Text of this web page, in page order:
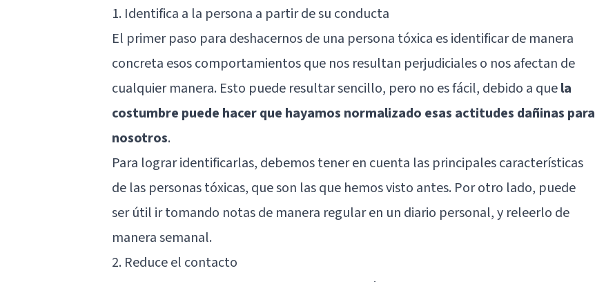
1. Identifica a la persona a partir de su conducta
El primer paso para deshacernos de una persona tóxica es identificar de manera
concreta esos comportamientos que nos resultan perjudiciales o nos afectan de
cualquier manera. Esto puede resultar sencillo, pero no es fácil, debido a quela
costumbre puede hacer que hayamos normalizado esas actitudes dañinas para
nosotros.
Para lograr identificarlas, debemos tener en cuenta las principales características
de las personas tóxicas, que son las que hemos visto antes. Por otro lado, puede
ser útil ir tomando notas de manera regular en un diario personal, y releerlo de
manera semanal.
2. Reduce el contacto